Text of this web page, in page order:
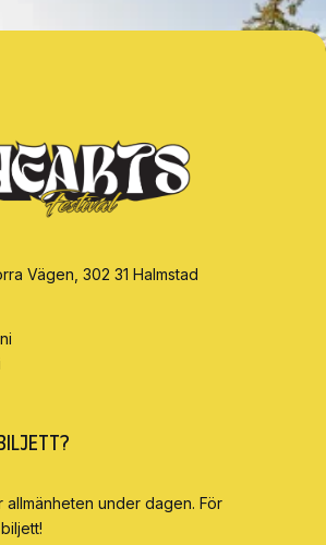
Vägen, 302 31 Halmstad
under dagen. För